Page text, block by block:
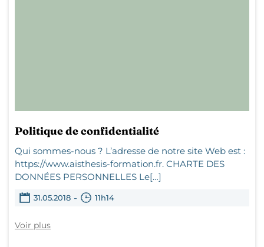
Politique de confidentialité
Qui sommes-nous ? L’adresse de notre site Web est :
https://www.aisthesis-formation.fr. CHARTE DES
DONNÉES PERSONNELLES Le[…]
31.05.2018 - 11h14
Voir plus